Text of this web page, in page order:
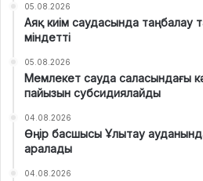
05.08.2026
Аяқ киім саудасында таңбалау
міндетті
05.08.2026
Мемлекет сауда саласындағы
пайызын субсидиялайды
04.08.2026
Өңір басшысы Ұлытау
аралады
04.08.2026